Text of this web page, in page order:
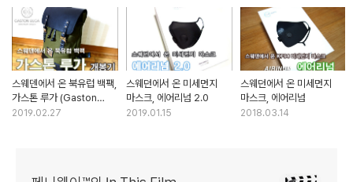
스웨덴에서 온 북유럽 백팩,
가스톤 루가 (Gaston
Luga)
2019.02.27
스웨던에서 온 미세먼지
마스크, 에어리넘 2.0
2019.01.15
스웨던에서 온 미세먼지
마스크, 에어리넘
2018.03.14